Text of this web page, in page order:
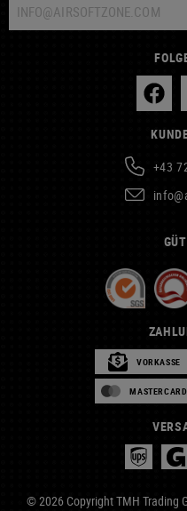
+43
VORKASSE
MASTERCARD
© 2026 Copyright TMH Trading